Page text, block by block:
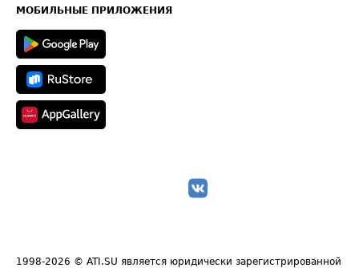
Техническая информация
МОБИЛЬНЫЕ ПРИЛОЖЕНИЯ
1998-2026 © ATI.SU является юридически зарегистрированной